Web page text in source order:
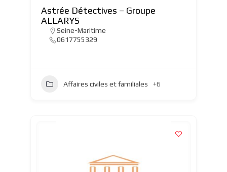
Astrée Détectives – Groupe
ALLARYS
Seine-Maritime
0617755329
Affaires civiles et familiales +6